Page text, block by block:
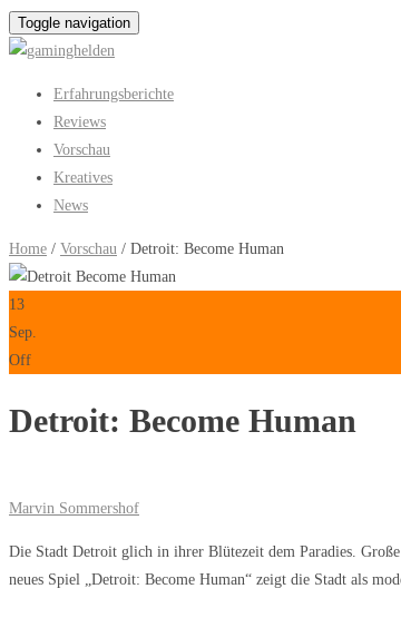
Toggle navigation
Erfahrungsberichte
Reviews
Vorschau
Kreatives
News
Home / Vorschau / Detroit: Become Human
13
Sep.
Off
Detroit: Become Human
Marvin Sommershof
Die Stadt Detroit glich in ihrer Blütezeit dem Paradies.
neues Spiel „Detroit: Become Human“ zeigt die Stadt als